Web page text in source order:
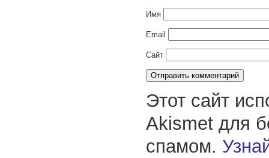
Имя
Email
Сайт
Этот сайт
Akismet для
спамом.